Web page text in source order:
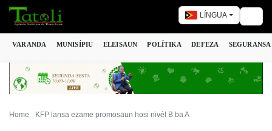
LÍNGUA
VARANDA MUNISÍPIU ELEISAUN POLÍTIKA DEFEZA SEGURANSA
Home KFP lansa ezame promosaun hosi nivél B ba A